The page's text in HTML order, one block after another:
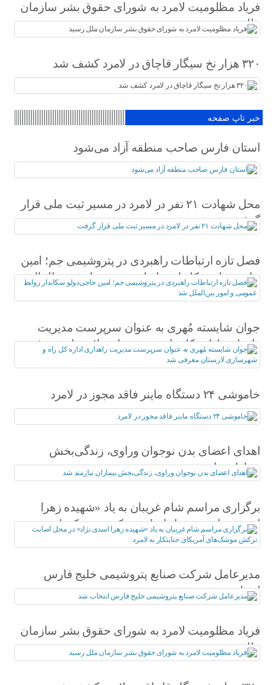
فریاد مظلومیت لامرد به شورای حقوق بشر سازمان
ملل رسید
۳۲۰ هزار نخ سیگار قاچاق در لامرد کشف شد
خبر تاپ صفحه
استان فارس صاحب منطقه آزاد می‌شود
محل شهادت ۲۱ نفر در لامرد در مسیر ثبت ملی قرار
گرفت
فصل تازه ارتباطات راهبردی در پتروشیمی جم؛ امین
حاجی‌دولو سکاندار روابط عمومی و امور بین‌الملل
شد
جوان شایسته مُهری به عنوان سرپرست مدیریت
راهداری اداره کل راه و شهرسازی لارستان معرفی
شد
خاموشی ۲۴ دستگاه ماینر فاقد مجوز در لامرد
اهدای اعضای بدن نوجوان وراوی، زندگی‌بخش
بیماران نیازمند شد
برگزاری مراسم شام غریبان به یاد «شهیده زهرا
اسدی نژاد» در محل اصابت ترکش موشک‌های
آمریکای جنایتکار به لامرد
مدیرعامل شرکت صنایع پتروشیمی خلیج فارس
انتخاب شد
فریاد مظلومیت لامرد به شورای حقوق بشر سازمان
ملل رسید